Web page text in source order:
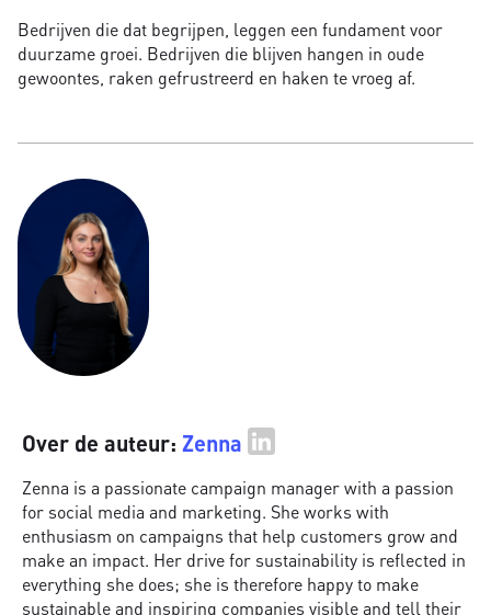
Bedrijven die dat begrijpen, leggen een fundament voor
duurzame groei. Bedrijven die blijven hangen in oude
gewoontes, raken gefrustreerd en haken te vroeg af.
Over de auteur: Zenna
Zenna is a passionate campaign manager with a passion
for social media and marketing. She works with
enthusiasm on campaigns that help customers grow and
make an impact. Her drive for sustainability is reflected in
everything she does; she is therefore happy to make
sustainable and inspiring companies visible and tell their